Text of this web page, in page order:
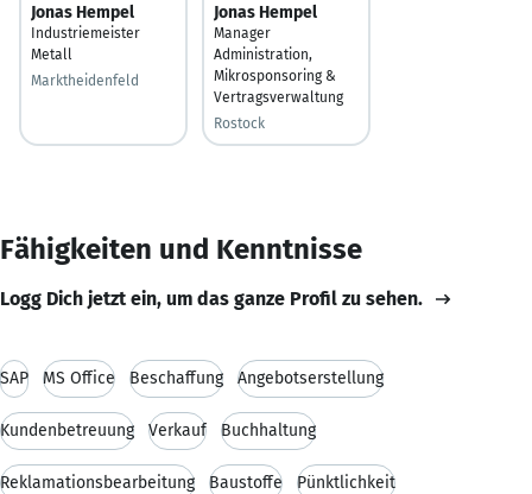
Jonas Hempel
Industriemeister
Metall
Marktheidenfeld
Jonas Hempel
Manager
Administration,
Mikrosponsoring &
Vertragsverwaltung
Rostock
Fähigkeiten und Kenntnisse
Logg Dich jetzt ein, um das ganze Profil zu sehen.
SAP MS Office Beschaffung Angebotserstellung
Kundenbetreuung Verkauf Buchhaltung
Reklamationsbearbeitung Baustoffe Pünktlichkeit